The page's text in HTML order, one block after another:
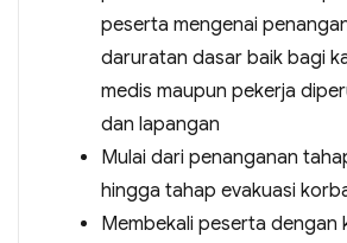
peserta mengenai
daruratan dasar baik bagi
medis maupun pekerja
dan lapangan
Mulai dari penanganan
hingga tahap evakuasi
Membekali peserta dengan